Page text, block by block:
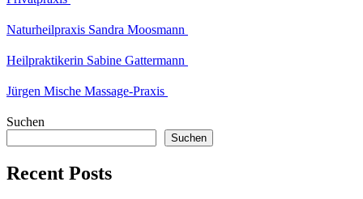
Naturheilpraxis Sandra Moosmann
Heilpraktikerin Sabine Gattermann
Jürgen Mische Massage-Praxis
Suchen
Suchen
Recent Posts